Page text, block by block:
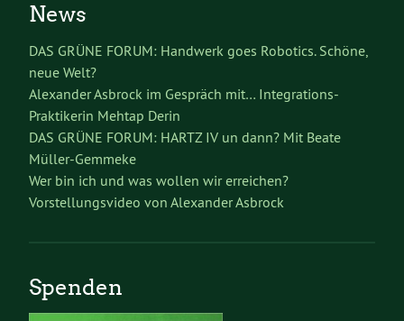
News
DAS GRÜNE FORUM: Handwerk goes Robotics. Schöne,
neue Welt?
Alexander Asbrock im Gespräch mit… Integrations-
Praktikerin Mehtap Derin
DAS GRÜNE FORUM: HARTZ IV un dann? Mit Beate
Müller-Gemmeke
Wer bin ich und was wollen wir erreichen?
Vorstellungsvideo von Alexander Asbrock
Spenden